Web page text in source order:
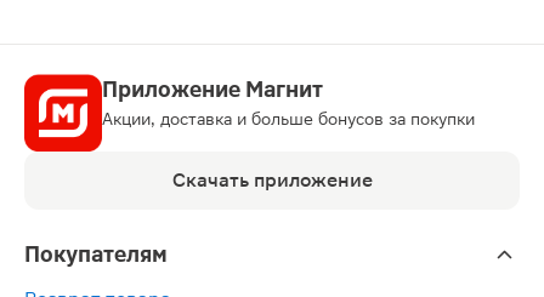
Приложение Магнит
Акции, доставка и больше бонусов за покупки
Скачать приложение
Покупателям